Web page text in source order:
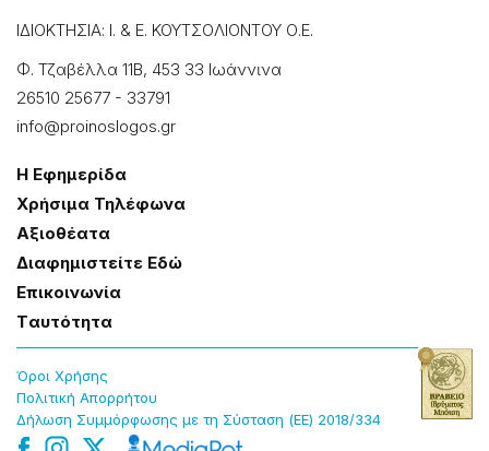
ΙΔΙΟΚΤΗΣΙΑ: Ι. & Ε. ΚΟΥΤΣΟΛΙΟΝΤΟΥ Ο.Ε.
Φ. Τζαβέλλα 11Β, 453 33 Ιωάννɩνα
26510 25677 - 33791
info@proinoslogos.gr
Η Εφημερίδα
Χρήσɩμα Τηλέφωνα
Αξɩοθέατα
Δɩαφημɩστείτε Εδώ
Επɩκοɩνωνία
Tαυτότητα
Όροɩ Χρήσης
Πολɩτɩκή Απορρήτου
Δήλωση Συμμόρφωσης με τη Σύσταση (ΕΕ) 2018/334